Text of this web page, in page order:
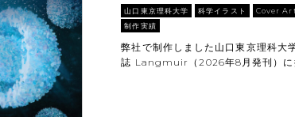
山口東京理科大学 科学イラスト Cover
制作実績
弊社で制作しました山口東京理科大
誌 Langmuir（2026年8月発刊）に